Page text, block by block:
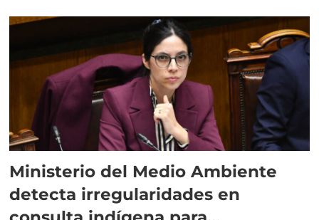
Ministerio del Medio Ambiente
detecta irregularidades en